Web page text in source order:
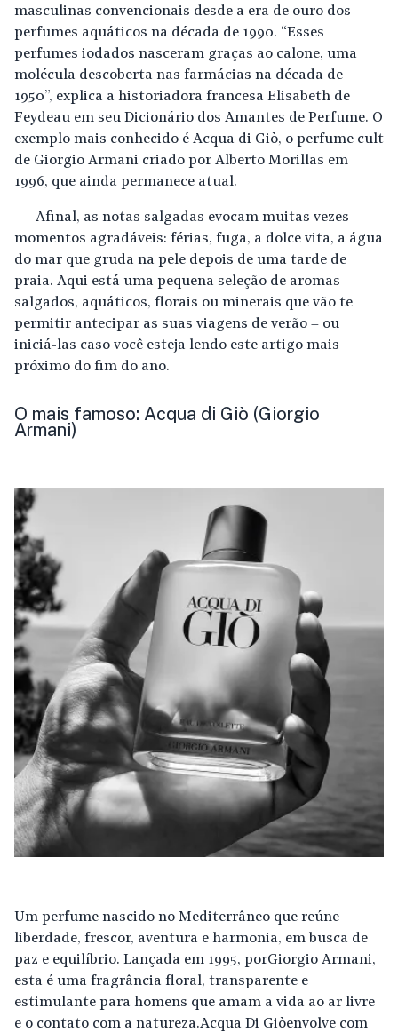
masculinas convencionais desde a era de ouro dos
perfumes aquáticos na década de 1990. “Esses
perfumes iodados nasceram graças ao calone, uma
molécula descoberta nas farmácias na década de
1950”, explica a historiadora francesa Elisabeth de
Feydeau em seu Dicionário dos Amantes de Perfume. O
exemplo mais conhecido é Acqua di Giò, o perfume cult
de Giorgio Armani criado por Alberto Morillas em
1996, que ainda permanece atual.
Afinal, as notas salgadas evocam muitas vezes
momentos agradáveis: férias, fuga, a dolce vita, a água
do mar que gruda na pele depois de uma tarde de
praia. Aqui está uma pequena seleção de aromas
salgados, aquáticos, florais ou minerais que vão te
permitir antecipar as suas viagens de verão – ou
iniciá-las caso você esteja lendo este artigo mais
próximo do fim do ano.
O mais famoso: Acqua di Giò (Giorgio
Armani)
Um perfume nascido no Mediterrâneo que reúne
liberdade, frescor, aventura e harmonia, em busca de
paz e equilíbrio. Lançada em 1995, por Giorgio Armani,
esta é uma fragrância floral, transparente e
estimulante para homens que amam a vida ao ar livre
e o contato com a natureza. Acqua Di Giò envolve com